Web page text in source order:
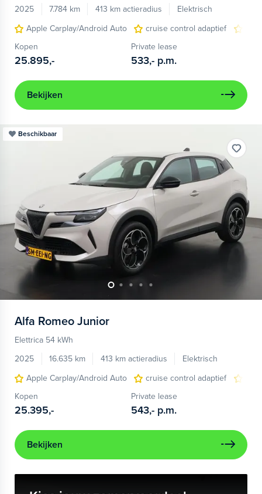
2025
7.784 km 413 km actieradius
Elektrisch
Apple Carplay/Android Auto
cruise control adaptief
Kopen
25.895,-
Private lease
533,- p.m.
Bekijken
Beschikbaar
Alfa Romeo Junior
Elettrica 54 kWh
2025
16.635 km 413 km actieradius
Elektrisch
Apple Carplay/Android Auto
cruise control adaptief
Kopen
25.395,-
Private lease
543,- p.m.
Bekijken